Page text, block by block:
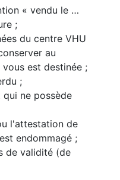
« vendu le …
;
du centre VHU
au
est destinée ;
;
ne possède
l'attestation de
endommagé ;
de validité (de